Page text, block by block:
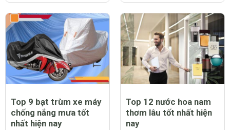
Top 9 bạt trùm xe máy
chống nắng mưa tốt
nhất hiện nay
Top 12 nước hoa nam
thơm lâu tốt nhất hiện
nay